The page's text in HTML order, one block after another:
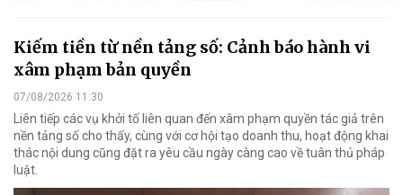
Kiếm tiền từ nền tảng số: Cảnh báo hành vi
xâm phạm bản quyền
07/08/2026 11:30
Liên tiếp các vụ khởi tố liên quan đến xâm phạm quyền tác giả trên
nền tảng số cho thấy, cùng với cơ hội tạo doanh thu, hoạt động khai
thác nội dung cũng đặt ra yêu cầu ngày càng cao về tuân thủ pháp
luật.